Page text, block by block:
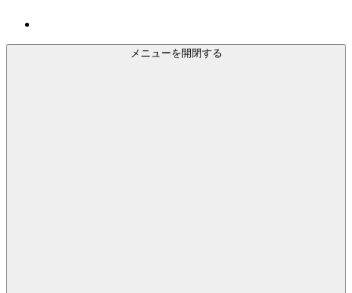
メニューを開閉する